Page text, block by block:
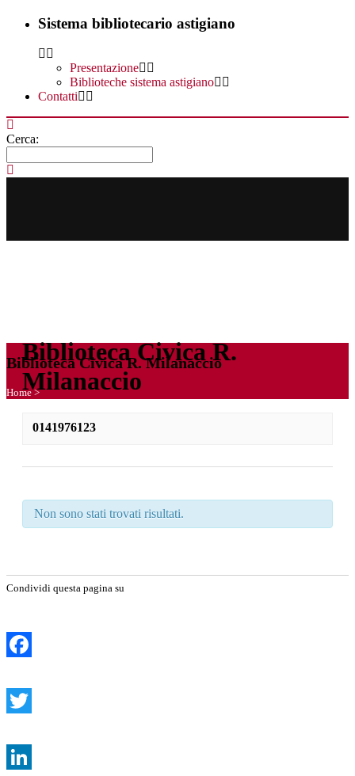
Sistema bibliotecario astigiano
Presentazione
Biblioteche sistema astigiano
Contatti
Cerca:
Biblioteca Civica R. Milanaccio
Home>
Biblioteca Civica R.
Milanaccio
0141976123
Non sono stati trovati risultati.
Condividi questa pagina su